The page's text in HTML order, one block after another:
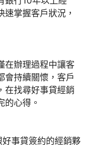
掌握客戶狀況，
在辦理過程中讓客
會持續關懷，客戶
在找尋好事貸經銷
的心得。
事貸簽約的經銷夥